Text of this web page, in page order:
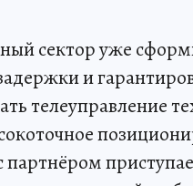
сектор уже
и
телеуправление